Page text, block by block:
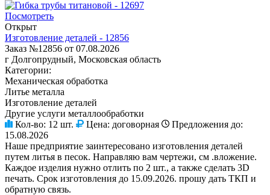
Посмотреть
Открыт
Изготовление деталей - 12856
Заказ №12856 от 07.08.2026
г Долгопрудный, Московская область
Категории:
Механическая обработка
Литье металла
Изготовление деталей
Другие услуги металлообработки
Кол-во: 12 шт. Цена: договорная
Предложения до:
15.08.2026
Наше предприятие заинтересовано изготовления деталей
путем литья в песок. Направляю вам чертежи, см .вложение.
Каждое изделия нужно отлить по 2 шт., а также сделать 3D
печать. Срок изготовления до 15.09.2026. прошу дать ТКП и
обратную связь.